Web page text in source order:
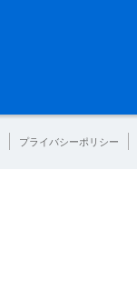
プライバシーポリシー